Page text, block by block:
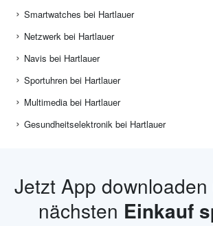
Smartwatches bei Hartlauer
Netzwerk bei Hartlauer
Navis bei Hartlauer
Sportuhren bei Hartlauer
Multimedia bei Hartlauer
Gesundheitselektronik bei Hartlauer
Jetzt App
nächsten Einkauf